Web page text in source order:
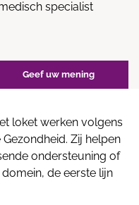
specialist
Geef uw mening
loket werken volgens
Zij helpen
ondersteuning of
de eerste lijn